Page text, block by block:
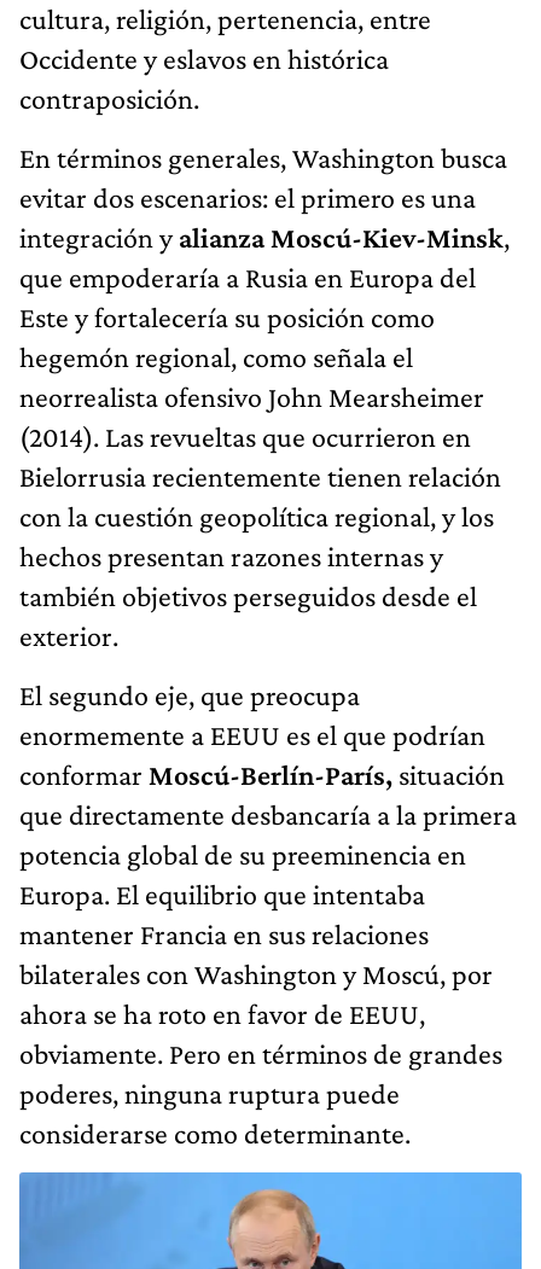
cultura, religión, pertenencia, entre
Occidente y eslavos en histórica
contraposición.
En términos generales, Washington busca
evitar dos escenarios: el primero es una
integración yalianza Moscú-Kiev-Minsk,
que empoderaría a Rusia en Europa del
Este y fortalecería su posición como
hegemón regional, como señala el
neorrealista ofensivo John Mearsheimer
(2014). Las revueltas que ocurrieron en
Bielorrusia recientemente tienen relación
con la cuestión geopolítica regional, y los
hechos presentan razones internas y
también objetivos perseguidos desde el
exterior.
El segundo eje, que preocupa
enormemente a EEUU es el que podrían
conformar Moscú-Berlín-París, situación
que directamente desbancaría a la primera
potencia global de su preeminencia en
Europa. El equilibrio que intentaba
mantener Francia en sus relaciones
bilaterales con Washington y Moscú, por
ahora se ha roto en favor de EEUU,
obviamente. Pero en términos de grandes
poderes, ninguna ruptura puede
considerarse como determinante.